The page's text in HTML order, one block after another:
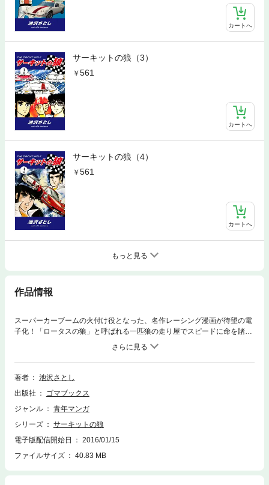
カートへ
サーキットの狼（3）
561
カートへ
サーキットの狼（4）
561
カートへ
もっと見る
作品情報
スーパーカーブームの火付け役となった、名作レーシング漫画が待望の電
子化！「ロータスの狼」と呼ばれる一匹狼の走り屋でスピードに命を賭け
た男・風吹裕矢（ふぶき・ゆうや）が、宿命のライバルたちと繰り広げる
凄まじいデッドヒートをダイナミックに描いたカーアクション巨編。ポル
シェやフェラーリ、ランボルギーニ、マセラティ、日産・フェアレディ
Z、シボレー・コルベット、トヨタ・2000GTなど、世界中の著名なスポー
著者
池沢さとし
出版社
ゴマブックス
ジャンル
青年マンガ
シリーズ
サーキットの狼
電子版配信開始日
2016/01/15
ファイルサイズ
40.83 MB